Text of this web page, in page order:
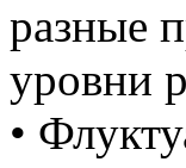
разные
уровни
•